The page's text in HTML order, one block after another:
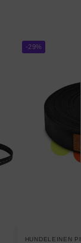
-29%
HUNDELEINEN